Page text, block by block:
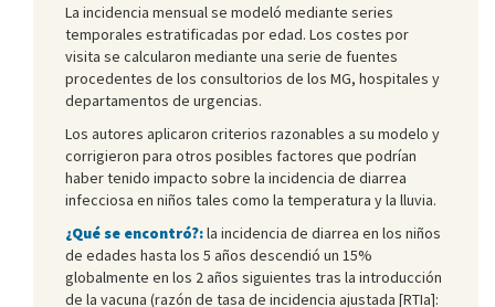
La incidencia mensual se modeló mediante series
temporales estratificadas por edad. Los costes por
visita se calcularon mediante una serie de fuentes
procedentes de los consultorios de los MG, hospitales y
departamentos de urgencias.
Los autores aplicaron criterios razonables a su modelo y
corrigieron para otros posibles factores que podrían
haber tenido impacto sobre la incidencia de diarrea
infecciosa en niños tales como la temperatura y la lluvia.
¿Qué se encontró?:la incidencia de diarrea en los niños
de edades hasta los 5 años descendió un 15%
globalmente en los 2 años siguientes tras la introducción
de la vacuna (razón de tasa de incidencia ajustada [RTIa]: